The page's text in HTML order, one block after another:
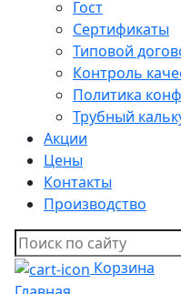
Гост
Сертификаты
Типовой
Контроль
Политика
Трубный
Акции
Цены
Контакты
Производство
Корзина